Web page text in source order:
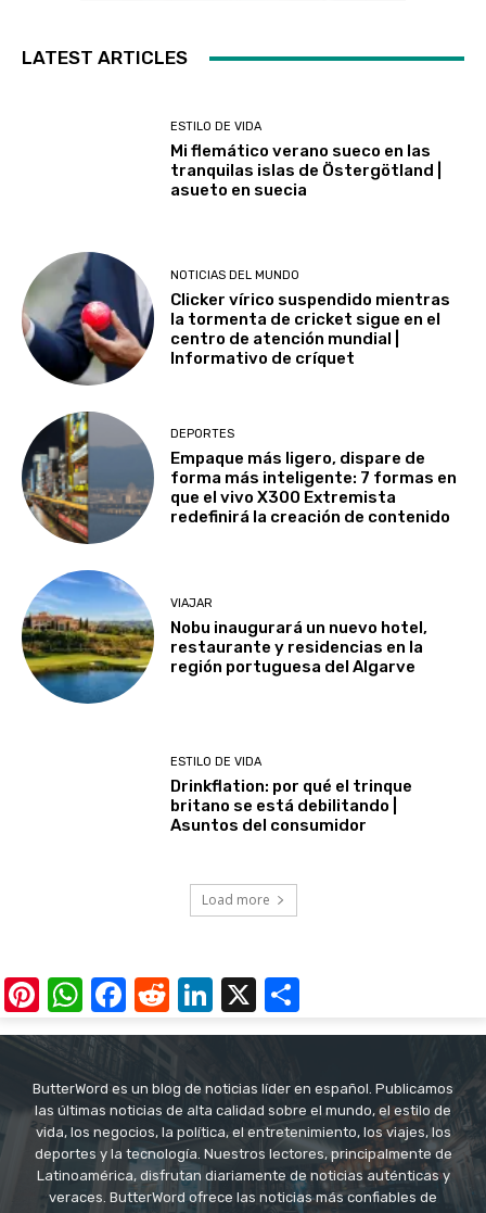
LATEST ARTICLES
ESTILO DE VIDA
Mi flemático verano sueco en las
tranquilas islas de Östergötland |
asueto en suecia
NOTICIAS DEL MUNDO
Clicker vírico suspendido mientras
la tormenta de cricket sigue en el
centro de atención mundial |
Informativo de críquet
DEPORTES
Empaque más ligero, dispare de
forma más inteligente: 7 formas en
que el vivo X300 Extremista
redefinirá la creación de contenido
VIAJAR
Nobu inaugurará un nuevo hotel,
restaurante y residencias en la
región portuguesa del Algarve
ESTILO DE VIDA
Drinkflation: por qué el trinque
britano se está debilitando |
Asuntos del consumidor
Load more
Pinterest
WhatsApp
Facebook
RedditLinkedIn
X
ButterWord es un blog de noticias líder en español. Publicamos
las últimas noticias de alta calidad sobre el mundo, el estilo de
vida, los negocios, la política, el entretenimiento, los viajes, los
deportes y la tecnología. Nuestros lectores, principalmente de
Latinoamérica, disfrutan diariamente de noticias auténticas y
veraces. ButterWord ofrece las noticias más confiables de